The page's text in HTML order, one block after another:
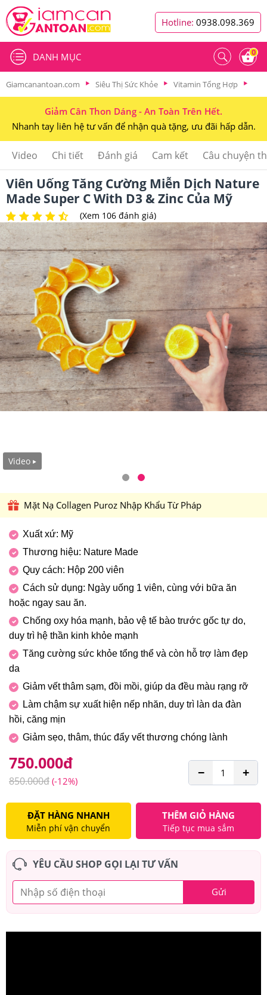
Hotline: 0938.098.369
0
DANH MỤC
Giamcanantoan.com Siêu Thị Sức Khỏe Vitamin Tổng Hợp
Giảm Cân Thon Dáng - An Toàn Trên Hết.
Nhanh tay liên hệ tư vấn để nhận quà tặng, ưu đãi hấp dẫn.
Video Chi tiết Đánh giá Cam kết Câu chuyện
Viên Uống Tăng Cường Miễn Dịch Nature
Made Super C With D3 & Zinc Của Mỹ
(Xem 106 đánh giá)
Video
Mặt Nạ Collagen Puroz Nhập Khẩu Từ Pháp
Xuất xứ: Mỹ
Thương hiệu: Nature Made
Quy cách: Hộp 200 viên
Cách sử dụng: Ngày uống 1 viên, cùng với bữa ăn
hoặc ngay sau ăn.
Chống oxy hóa mạnh, bảo vệ tế bào trước gốc tự do,
duy trì hệ thần kinh khỏe mạnh
Tăng cường sức khỏe tổng thể và còn hỗ trợ làm đẹp
da
Giảm vết thâm sạm, đồi mồi, giúp da đều màu rạng rỡ
Làm chậm sự xuất hiện nếp nhăn, duy trì làn da đàn
hồi, căng mịn
Giảm sẹo, thâm, thúc đẩy vết thương chóng lành
750.000đ
850.000đ (-12%)
+
−
THÊM GIỎ HÀNG
Tiếp tục mua sắm
ĐẶT HÀNG NHANH
Miễn phí vận chuyển
YÊU CẦU SHOP GỌI LẠI TƯ VẤN
Gửi